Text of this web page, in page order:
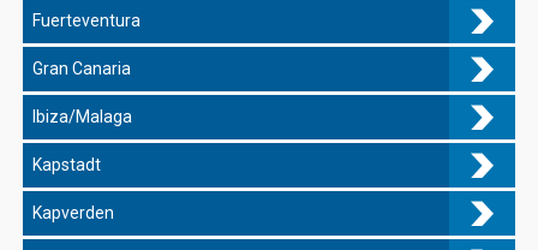
Fuerteventura
Gran Canaria
Ibiza/Malaga
Kapstadt
Kapverden